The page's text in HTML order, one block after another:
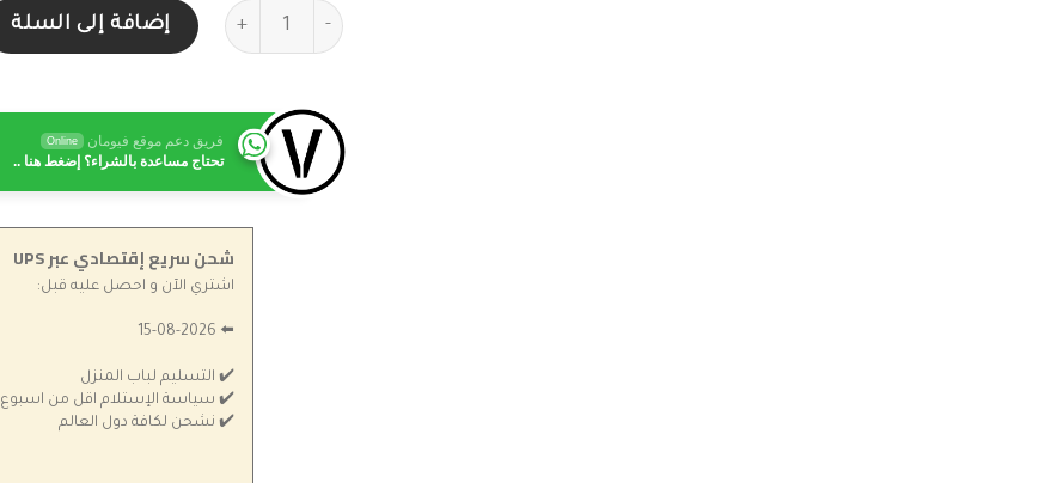
كمية علاج استي لودر Estee Lauder Advanced Night Repair لعناية محيط العينين (عبوتين)
إضافة إلى السلة
فريق دعم موقع فيومان Online
تحتاج مساعدة بالشراء؟ إضغط هنا ..
شحن سريع إقتصادي عبر UPS
اشتري الآن و احصل عليه قبل:
⬅️ 15-08-2026
✔️ التسليم لباب المنزل
✔️ سياسة الإستلام اقل من اسبوع
✔️ نشحن لكافة دول العالم